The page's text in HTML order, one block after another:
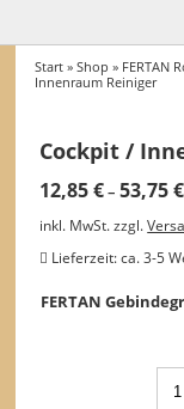
Start »Shop » FERTAN
Innenraum Reiniger
Cockpit /
12,85€–53,75€
inkl. MwSt. zzgl.
Lieferzeit:ca. 3-5
FERTAN